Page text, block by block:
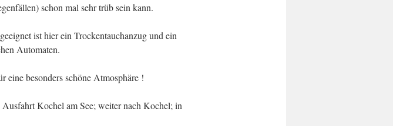
schon mal sehr trüb sein kann.
ist hier ein Trockentauchanzug und ein
Automaten.
eine besonders schöne Atmosphäre !
Kochel am See; weiter nach Kochel; in